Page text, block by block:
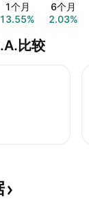
1个月
13.55%
6个月
2.03%
比较